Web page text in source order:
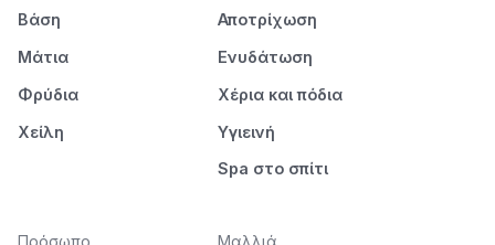
Βάση
Μάτια
Φρύδια
Χείλη
Αποτρίχωση
Ενυδάτωση
Χέρια και πόδια
Υγιεινή
Spa στο σπίτι